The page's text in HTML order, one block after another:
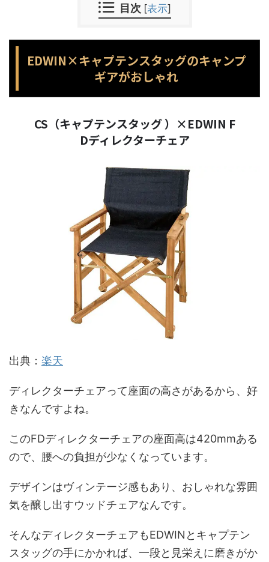
目次 [表示]
EDWIN×キャプテンスタッグのキャンプ
ギアがおしゃれ
CS（キャプテンスタッグ ）×EDWIN F
Dディレクターチェア
出典： 楽天
ディレクターチェアって座面の高さがあるから、好
きなんですよね。
このFDディレクターチェアの座面高は420mmある
ので、腰への負担が少なくなっています。
デザインはヴィンテージ感もあり、おしゃれな雰囲
気を醸し出すウッドチェアなんです。
そんなディレクターチェアもEDWINとキャプテン
スタッグの手にかかれば、一段と見栄えに磨きがか